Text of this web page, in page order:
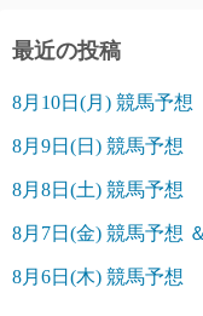
最近の投稿
8月10日(月) 競馬予想
8月9日(日) 競馬予想
8月8日(土) 競馬予想
8月7日(金) 競馬予想
8月6日(木) 競馬予想